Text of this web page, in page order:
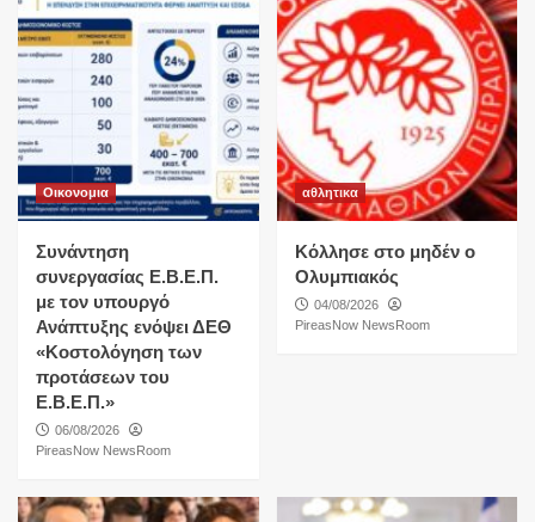
Οικονομια
Συνάντηση
συνεργασίας Ε.Β.Ε.Π.
με τον υπουργό
Ανάπτυξης ενόψει ΔΕΘ
«Κοστολόγηση των
προτάσεων του
Ε.Β.Ε.Π.»
06/08/2026
PireasNow NewsRoom
αθλητικα
Κόλλησε στο μηδέν ο
Ολυμπιακός
04/08/2026
PireasNow NewsRoom